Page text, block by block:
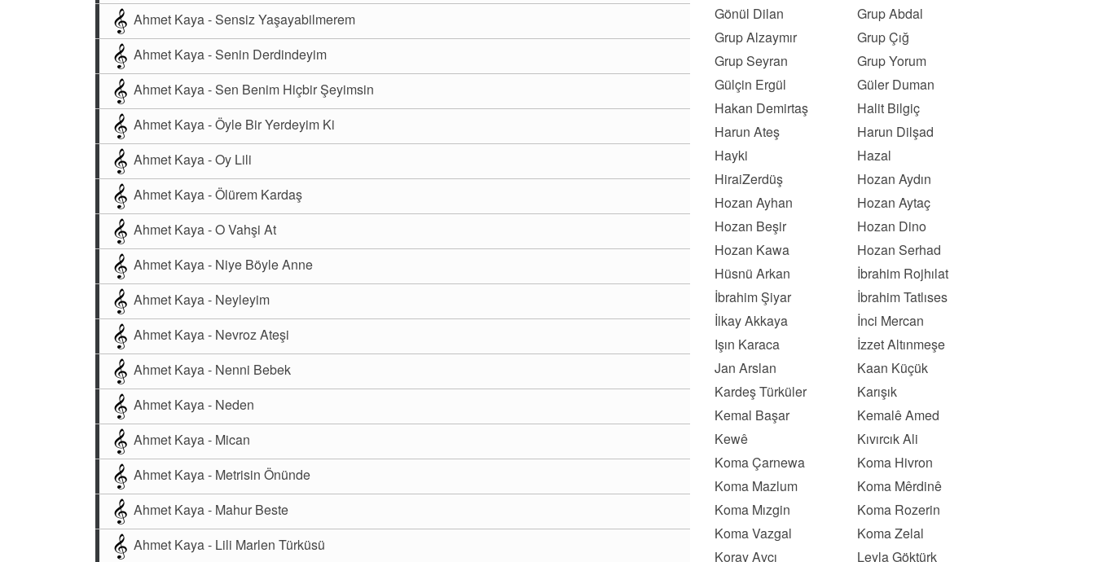
Ahmet Kaya - Sensiz Yaşayabilmerem
Ahmet Kaya - Senin Derdindeyim
Ahmet Kaya - Sen Benim Hiçbir Şeyimsin
Ahmet Kaya - Öyle Bir Yerdeyim Ki
Ahmet Kaya - Oy Lili
Ahmet Kaya - Ölürem Kardaş
Ahmet Kaya - O Vahşi At
Ahmet Kaya - Niye Böyle Anne
Ahmet Kaya - Neyleyim
Ahmet Kaya - Nevroz Ateşi
Ahmet Kaya - Nenni Bebek
Ahmet Kaya - Neden
Ahmet Kaya - Mican
Ahmet Kaya - Metrisin Önünde
Ahmet Kaya - Mahur Beste
Ahmet Kaya - Lili Marlen Türküsü
Gönül Dilan
Grup Abdal
Grup Alzaymır
Grup Çığ
Grup Seyran
Grup Yorum
Gülçin Ergül
Güler Duman
Hakan Demirtaş
Halit Bilgiç
Harun Ateş
Harun Dilşad
Hayki
Hazal
HiraiZerdüş
Hozan Aydın
Hozan Ayhan
Hozan Aytaç
Hozan Beşir
Hozan Dino
Hozan Kawa
Hozan Serhad
Hüsnü Arkan
İbrahim Rojhılat
İbrahim Şiyar
İbrahim Tatlıses
İlkay Akkaya
İnci Mercan
Işın Karaca
İzzet Altınmeşe
Jan Arslan
Kaan Küçük
Kardeş Türküler
Karışık
Kemal Başar
Kemalê Amed
Kewê
Kıvırcık Ali
Koma Çarnewa
Koma Hivron
Koma Mazlum
Koma Mêrdinê
Koma Mızgin
Koma Rozerin
Koma Vazgal
Koma Zelal
Koray Avcı
Leyla Göktürk